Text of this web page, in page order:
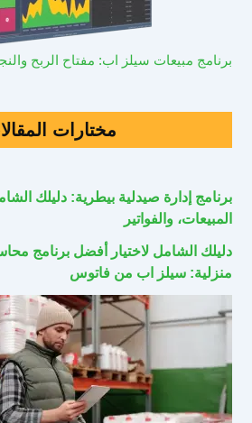
برنامج مبيعات سيلز اب: مفتاح الربح
مختارات
برنامج إدارة صيدلية بيطرية: دليلك
المبيعات، والفواتير
دليلك الشامل لاختيار أفضل برنامج
منزلية: سيلز اب من فاتوس